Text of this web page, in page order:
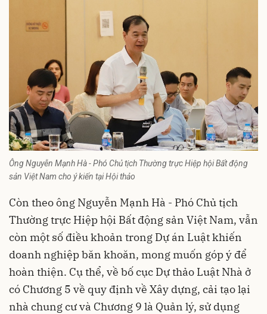
Ông Nguyễn Mạnh Hà - Phó Chủ tịch Thường trực Hiệp hội Bất động
sản Việt Nam cho ý kiến tại Hội thảo
Còn theo ông Nguyễn Mạnh Hà - Phó Chủ tịch
Thường trực Hiệp hội Bất động sản Việt Nam, vẫn
còn một số điều khoản trong Dự án Luật khiến
doanh nghiệp băn khoăn, mong muốn góp ý để
hoàn thiện. Cụ thể, về bố cục Dự thảo Luật Nhà ở
có Chương 5 về quy định về Xây dựng, cải tạo lại
nhà chung cư và Chương 9 là Quản lý, sử dụng